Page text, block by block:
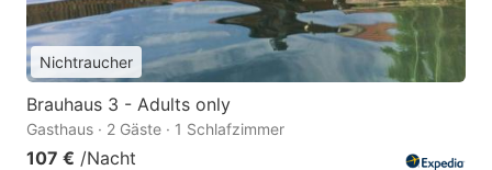
Nichtraucher
Brauhaus 3 - Adults only
Gasthaus · 2 Gäste · 1 Schlafzimmer
107 € /Nacht